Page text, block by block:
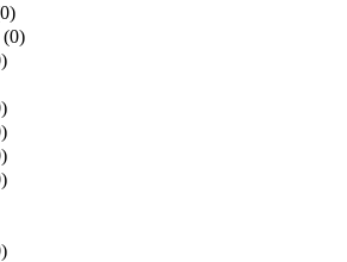
0)
(0)
)
)
)
)
)
)